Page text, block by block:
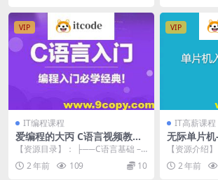
VIP
IT编程课程
爱编程的大丙 C语言视频教程
(非常详尽)
【资源目录】： ├──C语言基础 –
全面掌握C编程基础 | ├──...
2 年前 109 10
VIP
IT高薪课程
无际单片
教程+22个
【资源介绍
验总结，全
教案、源码、
2 年前